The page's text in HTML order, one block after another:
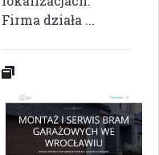
Firma działa ...